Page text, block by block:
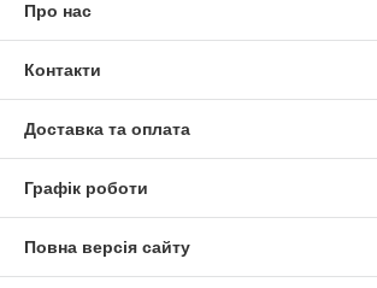
Про нас
Контакти
Доставка та оплата
Графік роботи
Повна версія сайту